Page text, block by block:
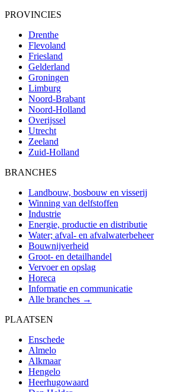
PROVINCIES
Drenthe
Flevoland
Friesland
Gelderland
Groningen
Limburg
Noord-Brabant
Noord-Holland
Overijssel
Utrecht
Zeeland
Zuid-Holland
BRANCHES
Landbouw, bosbouw en visserij
Winning van delfstoffen
Industrie
Energie, productie en distributie
Water; afval- en afvalwaterbeheer
Bouwnijverheid
Groot- en detailhandel
Vervoer en opslag
Horeca
Informatie en communicatie
Alle branches →
PLAATSEN
Enschede
Almelo
Alkmaar
Hengelo
Heerhugowaard